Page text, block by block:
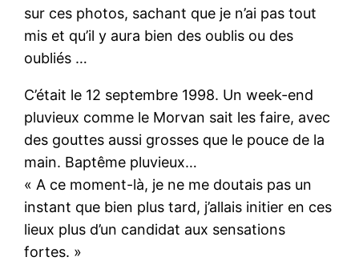
sur ces photos, sachant que je n’ai pas tout
mis et qu’il y aura bien des oublis ou des
oubliés …
C’était le 12 septembre 1998. Un week-end
pluvieux comme le Morvan sait les faire, avec
des gouttes aussi grosses que le pouce de la
main. Baptême pluvieux…
« A ce moment-là, je ne me doutais pas un
instant que bien plus tard, j’allais initier en ces
lieux plus d’un candidat aux sensations
fortes. »